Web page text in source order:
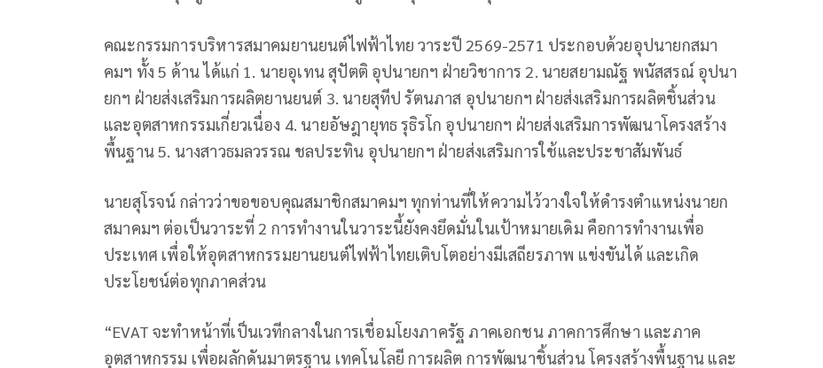
คณะกรรมการบริหารสมาคมยานยนต์ไฟฟ้าไทย วาระปี 2569-2571 ประกอบด้วยอุปนายกสมา
คมฯ ทั้ง 5 ด้าน ได้แก่ 1. นายอุเทน สุปัตติ อุปนายกฯ ฝ่ายวิชาการ 2. นายสยามณัฐ พนัสสรณ์ อุปนา
ยกฯ ฝ่ายส่งเสริมการผลิตยานยนต์ 3. นายสุทีป รัตนภาส อุปนายกฯ ฝ่ายส่งเสริมการผลิตชิ้นส่วน
และอุตสาหกรรมเกี่ยวเนื่อง 4. นายอัษฎายุทธ รุธิรโก อุปนายกฯ ฝ่ายส่งเสริมการพัฒนาโครงสร้าง
พื้นฐาน 5. นางสาวธมลวรรณ ชลประทิน อุปนายกฯ ฝ่ายส่งเสริมการใช้และประชาสัมพันธ์
นายสุโรจน์ กล่าวว่าขอขอบคุณสมาชิกสมาคมฯ ทุกท่านที่ให้ความไว้วางใจให้ดำรงตำแหน่งนายก
สมาคมฯ ต่อเป็นวาระที่ 2 การทำงานในวาระนี้ยังคงยึดมั่นในเป้าหมายเดิม คือการทำงานเพื่อ
ประเทศ เพื่อให้อุตสาหกรรมยานยนต์ไฟฟ้าไทยเติบโตอย่างมีเสถียรภาพ แข่งขันได้ และเกิด
ประโยชน์ต่อทุกภาคส่วน
“EVAT จะทำหน้าที่เป็นเวทีกลางในการเชื่อมโยงภาครัฐ ภาคเอกชน ภาคการศึกษา และภาค
อุตสาหกรรม เพื่อผลักดันมาตรฐาน เทคโนโลยี การผลิต การพัฒนาชิ้นส่วน โครงสร้างพื้นฐาน และ